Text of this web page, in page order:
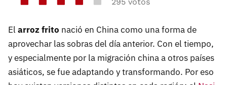
El arroz frito nació en China como una forma de
aprovechar las sobras del día anterior. Con el tiempo,
y especialmente por la migración china a otros países
asiáticos, se fue adaptando y transformando. Por eso